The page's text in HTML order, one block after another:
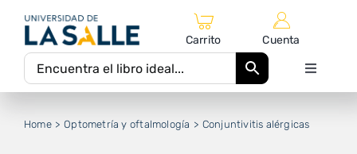
contenido
Carrito Cuenta
Toggle
Home Optometría y oftalmología Conjuntivitis alérgicas